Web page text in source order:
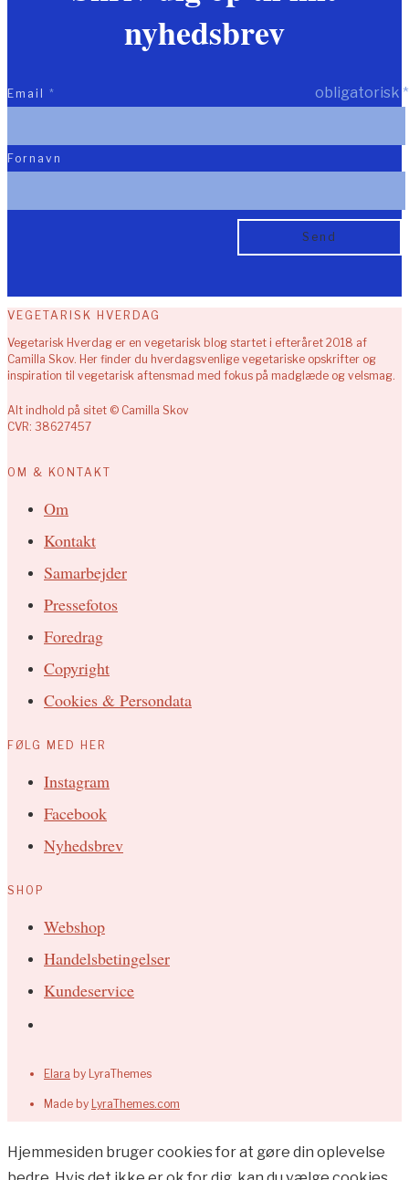
nyhedsbrev
*
obligatorisk
Email *
Fornavn
VEGETARISK HVERDAG
Vegetarisk Hverdag er en vegetarisk blog startet i efteråret 2018 af
Camilla Skov. Her finder du hverdagsvenlige vegetariske opskrifter og
inspiration til vegetarisk aftensmad med fokus på madglæde og velsmag.
Alt indhold på sitet © Camilla Skov
CVR: 38627457
OM & KONTAKT
Om
Kontakt
Samarbejder
Pressefotos
Foredrag
Copyright
Cookies & Persondata
FØLG MED HER
Instagram
Facebook
Nyhedsbrev
SHOP
Webshop
Handelsbetingelser
Kundeservice
Elara by LyraThemes
Made by LyraThemes.com
Hjemmesiden bruger cookies for at gøre din oplevelse